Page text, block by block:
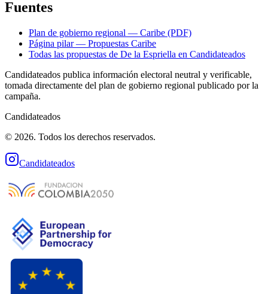
Fuentes
Plan de gobierno regional — Caribe (PDF)
Página pilar — Propuestas Caribe
Todas las propuestas de De la Espriella en Candidateados
Candidateados publica información electoral neutral y verificable,
tomada directamente del plan de gobierno regional publicado por la
campaña.
Candidateados
© 2026. Todos los derechos reservados.
Candidateados